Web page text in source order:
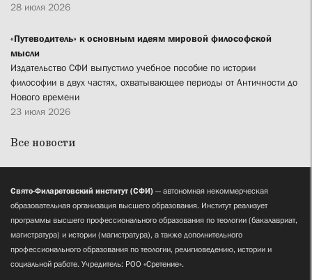
28 июля 2026
«Путеводитель» к основным идеям мировой философской
мысли
Издательство СФИ выпустило учебное пособие по истории
философии в двух частях, охватывающее периоды от Античности до
Нового времени
23 июля 2026
Все новости
Свято-Филаретовский институт (СФИ) — автономная некоммерческая
образовательная организация высшего образования. Институт реализует
программы высшего профессионального образования по теологии (бакалавриат,
магистратура) и истории (магистратура), а также дополнительного
профессионального образования по теологии, религиоведению, истории и
социальной работе. Учредитель: РОО «Сретение».